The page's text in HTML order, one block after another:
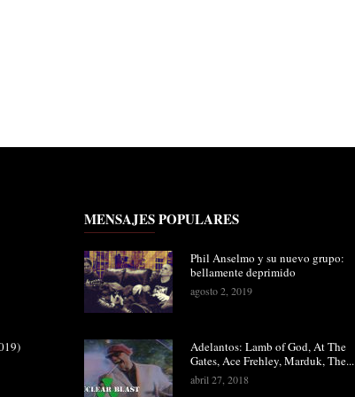
MENSAJES POPULARES
Phil Anselmo y su nuevo grupo:
bellamente deprimido
agosto 2, 2019
Adelantos: Lamb of God, At The
Gates, Ace Frehley, Marduk, The...
abril 27, 2018